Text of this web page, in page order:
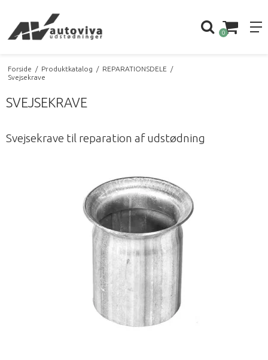
0
Forside / Produktkatalog / REPARATIONSDELE
/
Svejsekrave
SVEJSEKRAVE
Svejsekrave til reparation af udstødning